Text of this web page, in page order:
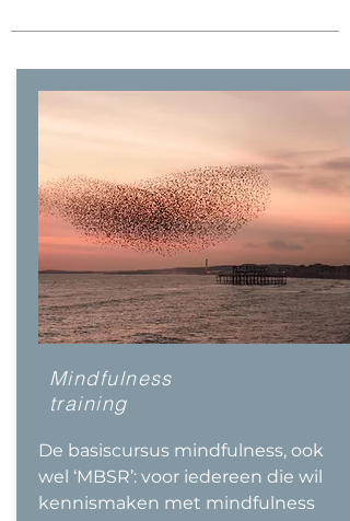
Mindfulness
training
De basiscursus mindfulness, ook
wel ‘MBSR’: voor iedereen die wil
kennismaken met mindfulness